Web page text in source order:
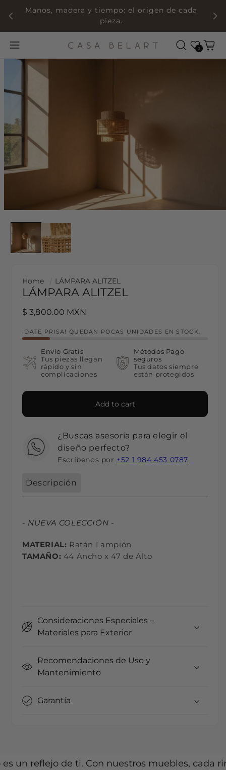
Manos, madera y tiempo: el origen de cada
pieza.
Wishlist
0Cart
Home LÁMPARA ALITZEL
LÁMPARA ALITZEL
Regular price
$ 3,800.00 MXN
¡DATE PRISA! QUEDAN POCAS UNIDADES EN STOCK.
Envío Gratis
Tus piezas llegan
rápido y sin
complicaciones
Métodos Pago
seguros
Tus datos siempre
están protegidos
Add to cart
¿Buscas asesoría para elegir el
diseño perfecto?
Escríbenos por +52 1 984 453 0787
Descripción
- NUEVA COLECCIÓN -
MATERIAL: Ratán Lampión
TAMAÑO: 44 Ancho x 47 de Alto
Consideraciones Especiales –
Materiales para Exterior
Recomendaciones de Uso y
Mantenimiento
Garantía
reflejo de ti. Con nuestros muebles, cada rincón